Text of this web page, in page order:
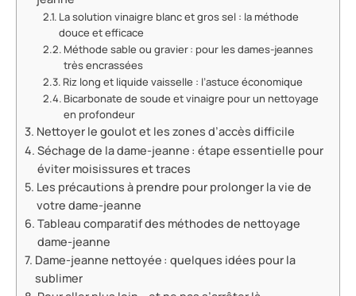
La solution vinaigre blanc et gros sel : la méthode
douce et efficace
Méthode sable ou gravier : pour les dames-jeannes
très encrassées
Riz long et liquide vaisselle : l’astuce économique
Bicarbonate de soude et vinaigre pour un nettoyage
en profondeur
Nettoyer le goulot et les zones d’accès difficile
Séchage de la dame-jeanne : étape essentielle pour
éviter moisissures et traces
Les précautions à prendre pour prolonger la vie de
votre dame-jeanne
Tableau comparatif des méthodes de nettoyage
dame-jeanne
Dame-jeanne nettoyée : quelques idées pour la
sublimer